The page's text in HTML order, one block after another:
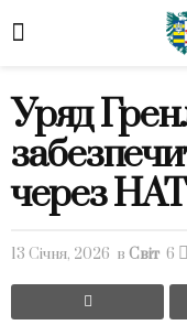
Уряд
через
13 Січня, 2026 в Світ 6